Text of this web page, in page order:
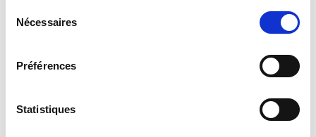
Nécessaires
Préférences
Statistiques
et bénéficier de nos suggestions personnalisées.